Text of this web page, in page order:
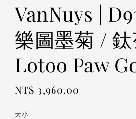
VanNuys |
樂圖墨菊 /
Lotoo Paw
Regular
NT$ 3,960.00
大小